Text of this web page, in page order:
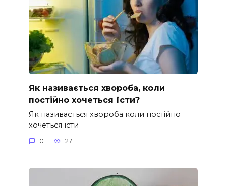
Як називається хвороба, коли
постійно хочеться їсти?
Як називається хвороба коли постійно
хочеться їсти
0 27